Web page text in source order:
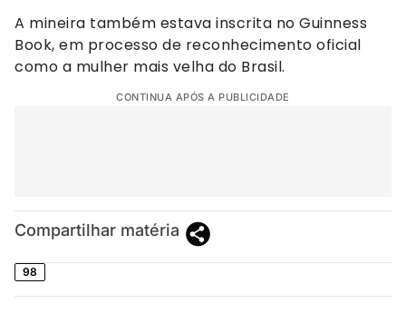
A mineira também estava inscrita no Guinness
Book, em processo de reconhecimento oficial
como a mulher mais velha do Brasil.
CONTINUA APÓS A PUBLICIDADE
Compartilhar matéria
98